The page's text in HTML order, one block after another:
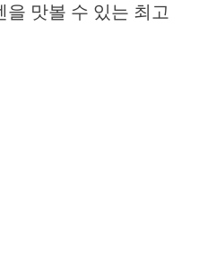
맛볼 수 있는 최고